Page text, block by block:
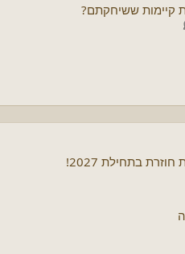
קיימות ששיחקתם?
בתחילת 2027!